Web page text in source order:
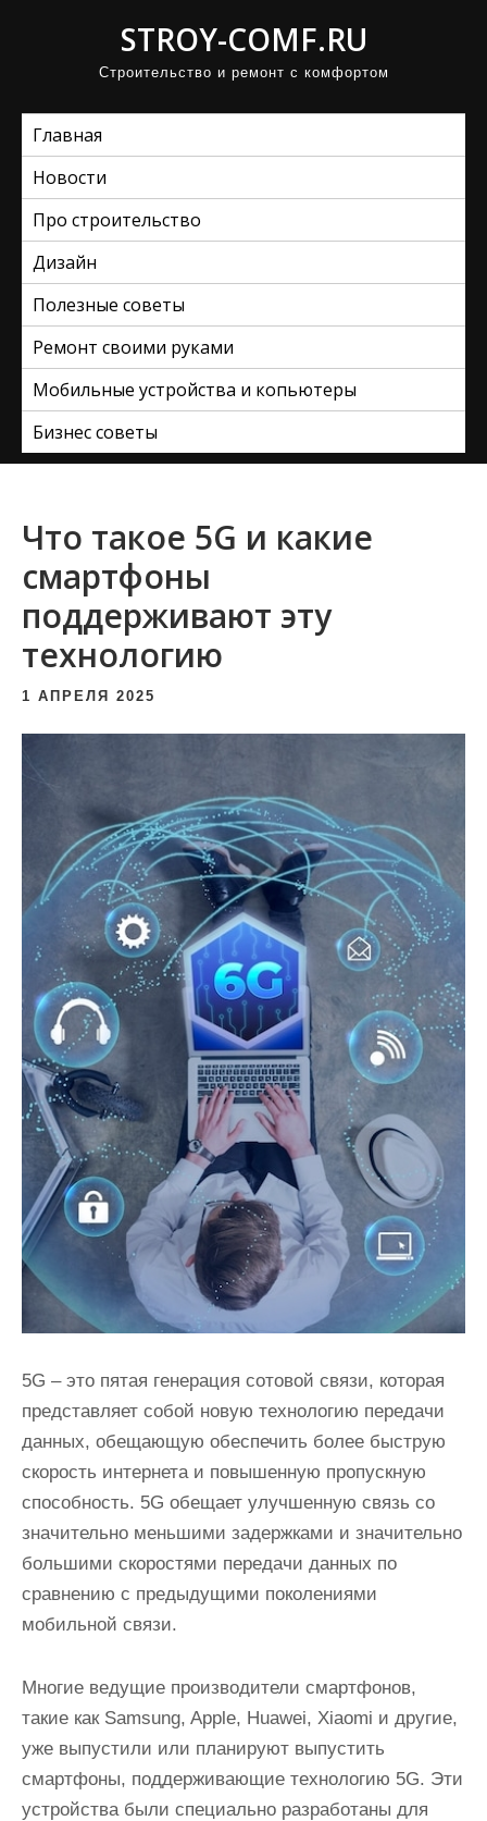
STROY-COMF.RU
Строительство и ремонт с комфортом
Главная
Новости
Про строительство
Дизайн
Полезные советы
Ремонт своими руками
Мобильные устройства и копьютеры
Бизнес советы
Что такое 5G и какие
смартфоны
поддерживают эту
технологию
1 АПРЕЛЯ 2025
5G – это пятая генерация сотовой связи, которая
представляет собой новую технологию передачи
данных, обещающую обеспечить более быструю
скорость интернета и повышенную пропускную
способность. 5G обещает улучшенную связь со
значительно меньшими задержками и значительно
большими скоростями передачи данных по
сравнению с предыдущими поколениями
мобильной связи.
Многие ведущие производители смартфонов,
такие как Samsung, Apple, Huawei, Xiaomi и другие,
уже выпустили или планируют выпустить
смартфоны, поддерживающие технологию 5G. Эти
устройства были специально разработаны для